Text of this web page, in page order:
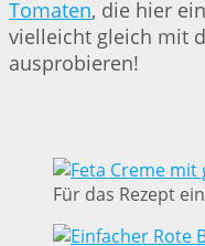
Tomaten, die hier
vielleicht gleich mit
ausprobieren!
Für das Rezept